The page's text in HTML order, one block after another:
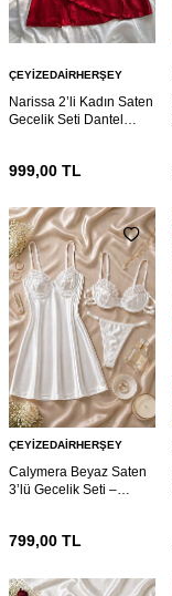
ÇEYIZEDAIRHERŞEY
Narissa 2’li Kadın Saten
Gecelik Seti Dantel
999,00 TL
ÇEYIZEDAIRHERŞEY
Calymera Beyaz Saten
3’lü Gecelik Seti –
799,00 TL